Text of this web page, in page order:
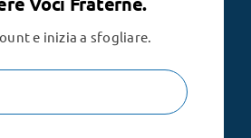
– 1921
e inizia a sfogliare.